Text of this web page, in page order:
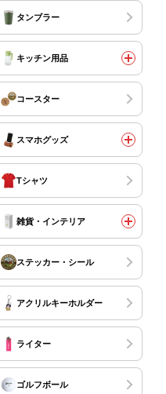
タンブラー
キッチン用品
コースター
スマホグッズ
Tシャツ
雑貨・インテリア
ステッカー・シール
アクリルキーホルダー
ライター
ゴルフボール